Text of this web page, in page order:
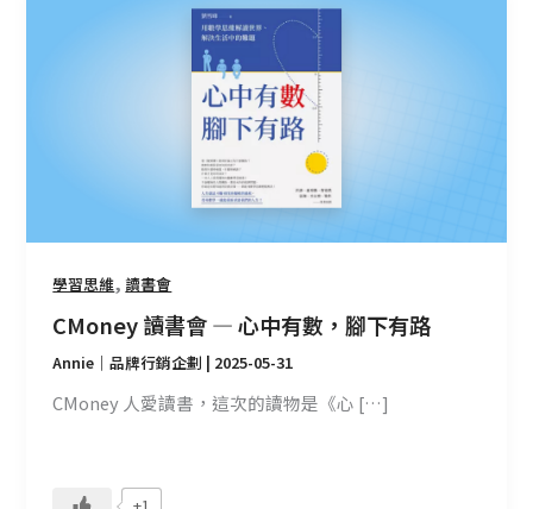
學習思維,讀書會
CMoney 讀書會 — 心中有數，腳下有路
Annie｜品牌行銷企劃 | 2025-05-31
CMoney 人愛讀書，這次的讀物是《心 […]
腳
下
有
路